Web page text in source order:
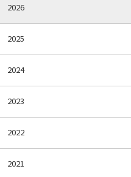
2026
2025
2024
2023
2022
2021